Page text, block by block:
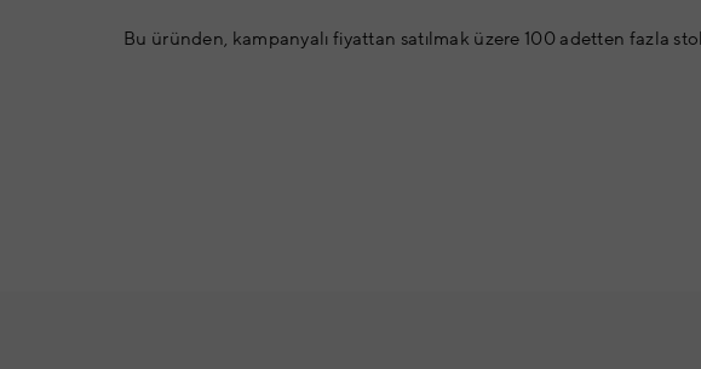
Bu üründen, kampanyalı fiyattan satılmak üzere 100 adetten fazla